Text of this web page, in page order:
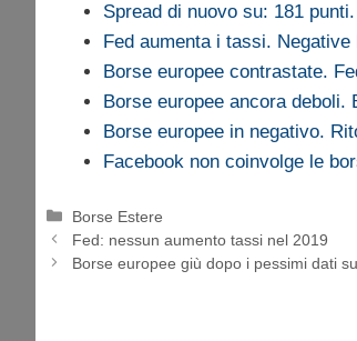
Spread di nuovo su: 181
Fed aumenta i tassi.
Borse europee contrastate.
Borse europee ancora deboli.
Borse europee in negativo.
Facebook non coinvolge le
Categorie
Borse Estere
Fed: nessun aumento tassi nel 2019
Borse europee giù dopo i pessimi dati